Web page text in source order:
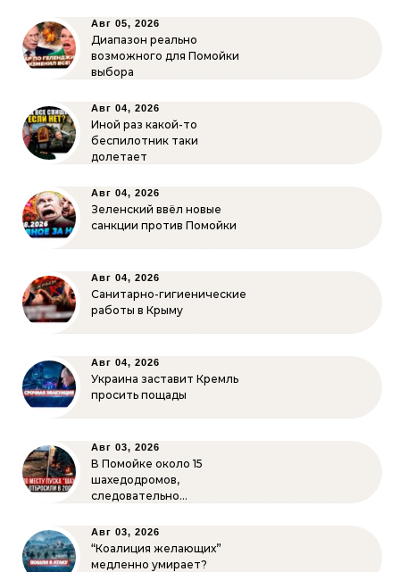
Авг 05, 2026
Диапазон реально
возможного для Помойки
выбора
Авг 04, 2026
Иной раз какой-то
беспилотник таки
долетает
Авг 04, 2026
Зеленский ввёл новые
санкции против Помойки
Авг 04, 2026
Санитарно-гигиенические
работы в Крыму
Авг 04, 2026
Украина заставит Кремль
просить пощады
Авг 03, 2026
В Помойке около 15
шахедодромов,
следовательно…
Авг 03, 2026
“Коалиция желающих”
медленно умирает?